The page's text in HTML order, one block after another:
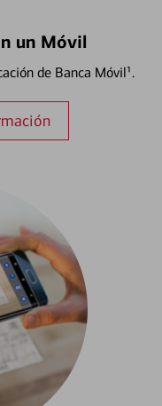
un Móvil
de Banca Móvil¹.